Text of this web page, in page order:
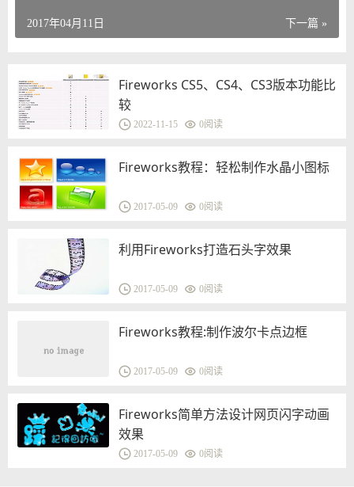
2017年04月11日 下一篇 »
Fireworks CS5、CS4、CS3版本功能比
较
2022-11-15 0阅读
Fireworks教程：轻松制作水晶小图标
2017-05-09 0阅读
利用Fireworks打造石头字效果
2017-05-09 0阅读
Fireworks教程:制作波尔卡点边框
2017-05-09 0阅读
Fireworks简单方法设计网页闪字动画
效果
2017-05-09 0阅读